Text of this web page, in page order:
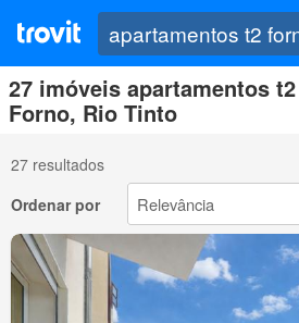
27 imóveis apartamentos
Forno, Rio Tinto
27 resultados
Ordenar por